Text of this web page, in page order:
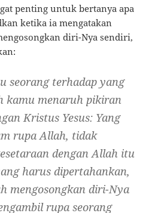
penting untuk bertanya apa
ketika ia mengatakan
diri-Nya sendiri,
seorang terhadap yang
kamu menaruh pikiran
Kristus Yesus: Yang
rupa Allah, tidak
dengan Allah itu
harus dipertahankan,
mengosongkan diri-Nya
rupa seorang